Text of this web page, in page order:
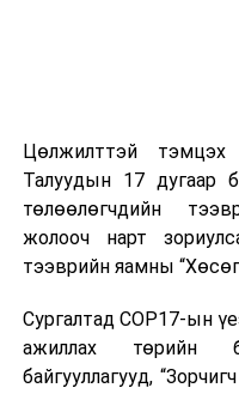
Цөлжилттэй
Талуудын 17 дугаар
төлөөлөгчдийн
жолооч нарт
тээврийн яамны
Сургалтад COP17-ын
ажиллах төрийн
байгууллагууд,